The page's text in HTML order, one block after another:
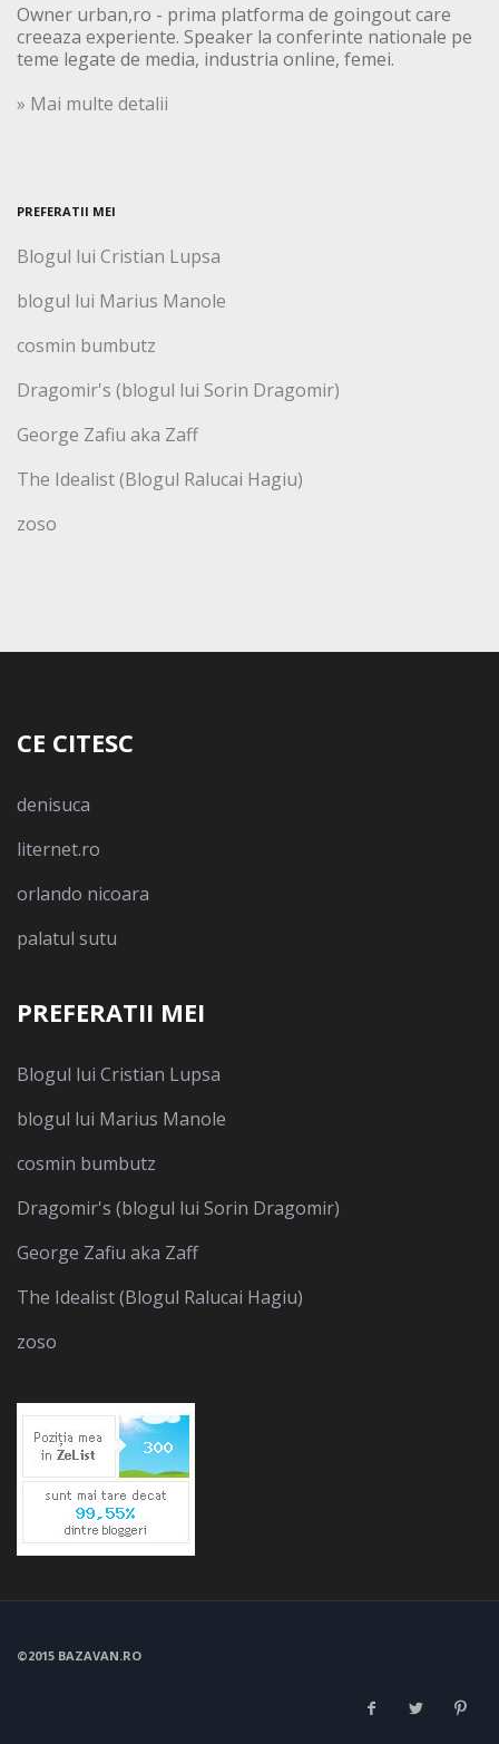
Owner urban,ro - prima platforma de goingout care
creeaza experiente. Speaker la conferinte nationale pe
teme legate de media, industria online, femei.
» Mai multe detalii
PREFERATII MEI
Blogul lui Cristian Lupsa
blogul lui Marius Manole
cosmin bumbutz
Dragomir's (blogul lui Sorin Dragomir)
George Zafiu aka Zaff
The Idealist (Blogul Ralucai Hagiu)
zoso
CE CITESC
denisuca
liternet.ro
orlando nicoara
palatul sutu
PREFERATII MEI
Blogul lui Cristian Lupsa
blogul lui Marius Manole
cosmin bumbutz
Dragomir's (blogul lui Sorin Dragomir)
George Zafiu aka Zaff
The Idealist (Blogul Ralucai Hagiu)
zoso
©2015 BAZAVAN.RO